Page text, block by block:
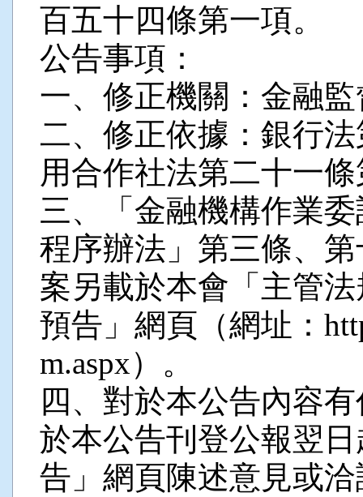
百五十四條第一項。
公告事項：
一、修正機關：金融
二、修正依據：銀行
用合作社法第二十一
三、「金融機構作業
程序辦法」第三條、
案另載於本會「主管
預告」網頁（網址：
m.aspx）。
四、對於本公告內容
於本公告刊登公報翌
告」網頁陳述意見或